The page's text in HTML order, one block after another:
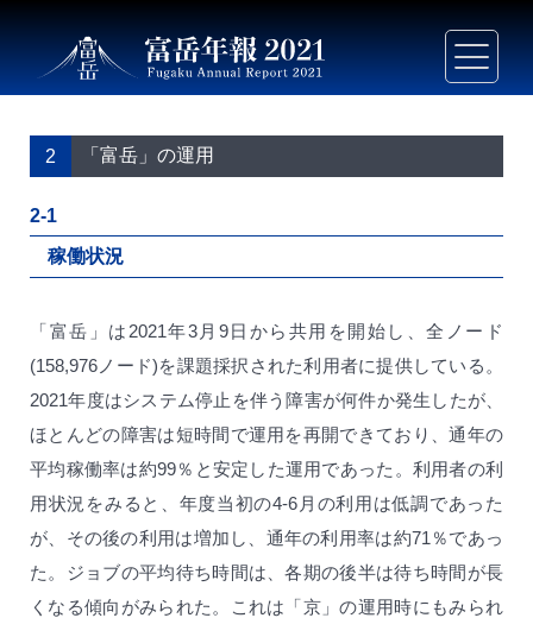
2 「富岳」の運用
2-1
稼働状況
「富岳」は2021年3月9日から共用を開始し、全ノード
(158,976ノード)を課題採択された利用者に提供している。
2021年度はシステム停止を伴う障害が何件か発生したが、
ほとんどの障害は短時間で運用を再開できており、通年の
平均稼働率は約99％と安定した運用であった。利用者の利
用状況をみると、年度当初の4-6月の利用は低調であった
が、その後の利用は増加し、通年の利用率は約71％であっ
た。ジョブの平均待ち時間は、各期の後半は待ち時間が長
くなる傾向がみられた。これは「京」の運用時にもみられ